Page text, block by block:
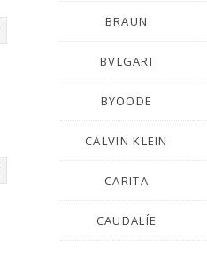
BRAUN
BVLGARI
BYOODE
CALVIN KLEIN
CARITA
CAUDALÍE